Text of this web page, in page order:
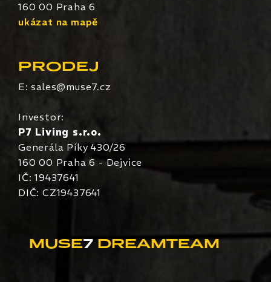
MUSE7DREAMTEAM
160 00 Praha 6
ukázat na mapě
PRODEJ
E:sales@muse7.cz
Investor:
P7 Living s.r.o.
Generála Píky 430/26
160 00 Praha 6 - Dejvice
IČ: 19437641
DIČ: CZ19437641